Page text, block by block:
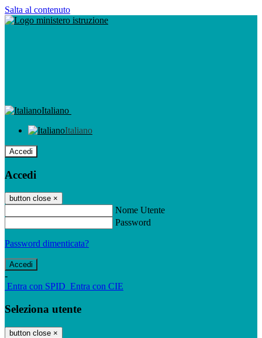
Salta al contenuto
Italiano
Italiano
Accedi
Accedi
button close ×
Nome Utente
Password
Password dimenticata?
-
Entra con SPID Entra con CIE
Seleziona utente
button close ×